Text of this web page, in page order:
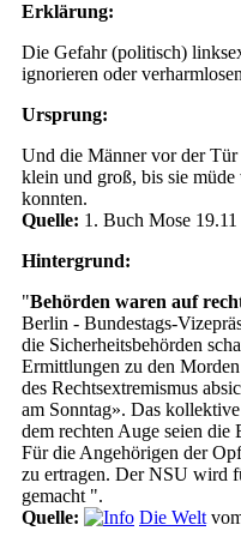
Erklärung:
Die Gefahr (politisch)
ignorieren oder
Ursprung:
Und die Männer vor der
klein und groß, bis sie
konnten.
Quelle: 1. Buch Mose 19.11
Hintergrund:
"Behörden waren auf
Berlin - Bundestags-
die Sicherheitsbehörden
Ermittlungen zu den
des Rechtsextremismus
am Sonntag». Das
dem rechten Auge seien die
Für die Angehörigen der
zu ertragen. Der NSU wird
gemacht ".
Quelle:
Die Welt